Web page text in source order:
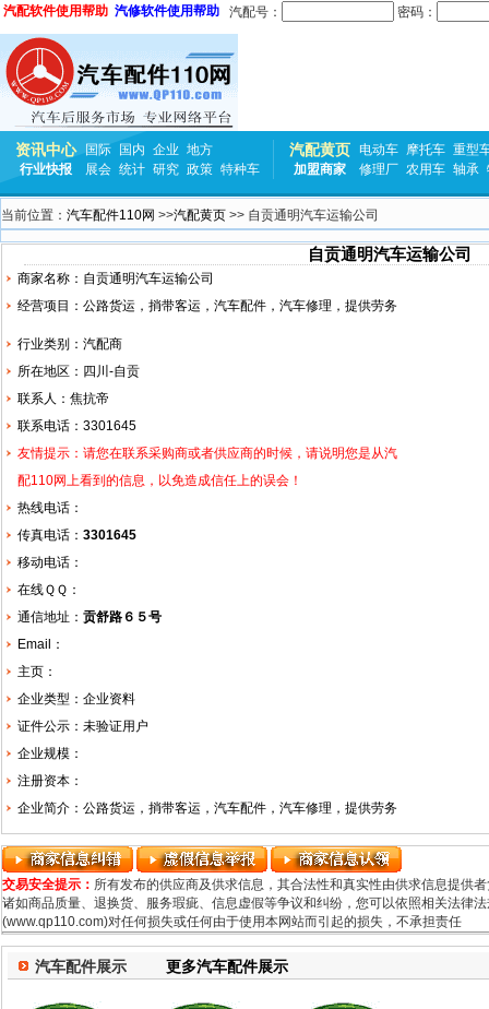
汽配软件使用帮助 汽修软件使用帮助 汽配号： 密码：
资讯中心 国际 国内 企业 地方
行业快报
展会 统计 研究 政策 特种车
汽配黄页 电动车 摩托车 重型
加盟商家
修理厂 农用车 轴承
当前位置： 汽车配件110网 >>汽配黄页 >> 自贡通明汽车运输公司
自贡通明汽车运输公司
商家名称：自贡通明汽车运输公司
经营项目：公路货运，捎带客运，汽车配件， 汽车修理 ，提供劳务
行业类别：汽配商
所在地区：四川-自贡
联系人：焦抗帝
联系电话：3301645
友情提示：请您在联系采购商或者供应商的时候，请说明您是从汽
配110网上看到的信息，以免造成信任上的误会！
热线电话：
传真电话： 3301645
移动电话：
在线ＱＱ：
通信地址： 贡舒路６５号
Email：
主页：
企业类型：企业资料
证件公示：未验证用户
企业规模：
注册资本：
企业简介：公路货运，捎带客运，汽车配件，汽车修理，提供劳务
交易安全提示： 所有发布的供应商及供求信息，其合法性和真实性由供求信息提供
诸如商品质量、退换货、服务瑕疵、信息虚假等争议和纠纷，您可以依照相关法律
(www.qp110.com)对任何损失或任何由于使用本网站而引起的损失，不承担责任
汽车配件展示 更多汽车配件展示